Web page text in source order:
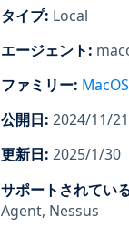
タイプ: Local
エージェント:
ファミリー:
公開日: 2024/11/21
更新日: 2025/1/30
サポートされてい
Agent, Nessus